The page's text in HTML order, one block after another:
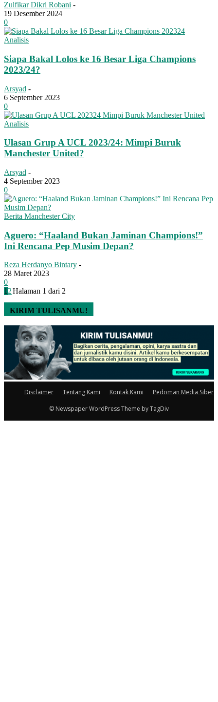
Zulfikar Dikri Robani -
19 Desember 2024
0
Analisis
Siapa Bakal Lolos ke 16 Besar Liga Champions
2023/24?
Arsyad -
6 September 2023
0
Analisis
Ulasan Grup A UCL 2023/24: Mimpi Buruk
Manchester United?
Arsyad -
4 September 2023
0
Berita Manchester City
Aguero: “Haaland Bukan Jaminan Champions!”
Ini Rencana Pep Musim Depan?
Reza Herdanyo Bintary -
28 Maret 2023
0
1 2Halaman 1 dari 2
KIRIM TULISANMU!
Disclaimer Tentang Kami Kontak Kami
Pedoman Media Siber
© Newspaper WordPress Theme by TagDiv